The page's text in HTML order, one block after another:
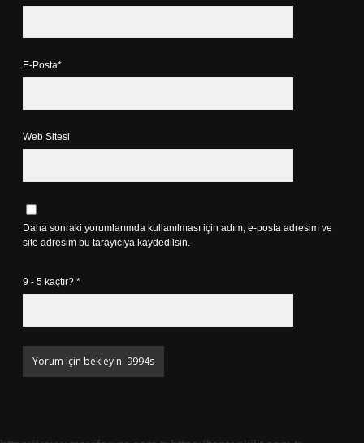
E-Posta*
Web Sitesi
Daha sonraki yorumlarımda kullanılması için adım, e-posta adresim ve
site adresim bu tarayıcıya kaydedilsin.
9 - 5 kaçtır? *